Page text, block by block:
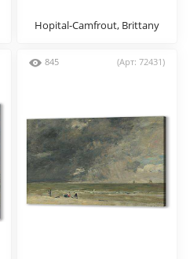
Hopital-Camfrout, Brittany
845 (Арт: 72431)